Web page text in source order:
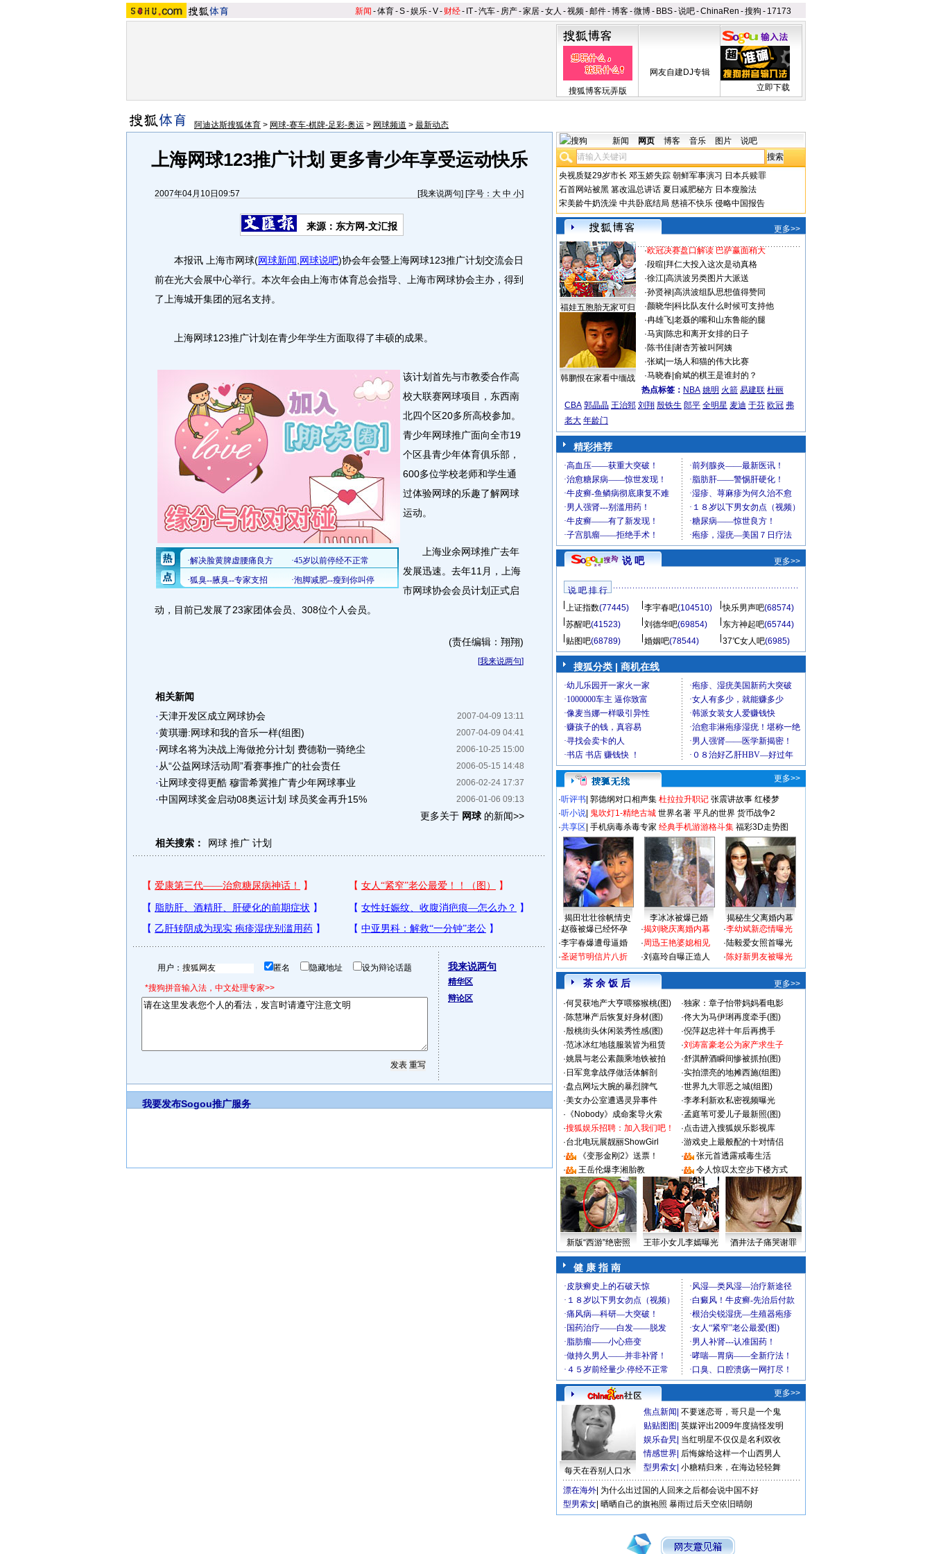
新闻 -体育-S-娱乐-V- 财经- IT-汽车- 房产-家居-女人 -视频-邮件-博客-微博- BBS-说吧-ChinaRen -搜狗 - 17173
搜狐博客玩弄版
网友自建DJ专辑
立即下载
阿迪达斯搜狐体育 > 网球-赛车-棋牌-足彩-奥运 > 网球频道 > 最新动态
上海网球123推广计划 更多青少年享受运动快乐
2007年04月10日09:57 [我来说两句] [字号： 大 中 小]
来源：东方网-文汇报
本报讯 上海市网球(网球新闻 网球说吧)协会年会暨上海网球123推广计划交流会日
前在光大会展中心举行。本次年会由上海市体育总会指导、上海市网球协会主办，得到
了上海城开集团的冠名支持。
上海网球123推广计划在青少年学生方面取得了丰硕的成果。
该计划首先与市教委合作高
校大联赛网球项目，东西南
北四个区20多所高校参加。
青少年网球推广面向全市19
个区县青少年体育俱乐部，
600多位学校老师和学生通
过体验网球的乐趣了解网球
运动。
上海业余网球推广去年
发展迅速。去年11月，上海
市网球协会会员计划正式启
动，目前已发展了23家团体会员、308位个人会员。
(责任编辑：翔翔)
[我来说两句]
相关新闻
2007-04-09 13:11
·天津开发区成立网球协会
2007-04-09 04:41
·黄琪珊:网球和我的音乐一样(组图)
2006-10-25 15:00
·网球名将为决战上海做抢分计划 费德勒一骑绝尘
2006-05-15 14:48
· 从“公益网球活动周”看赛事推广的社会责任
2006-02-24 17:37
·让网球变得更酷 穆雷希冀推广青少年网球事业
2006-01-06 09:13
·中国网球奖金启动08奥运计划 球员奖金再升15%
更多关于 网球的新闻>>
相关搜索： 网球 推广 计划
用户： 匿名 隐藏地址 设为辩论话题
*搜狗拼音输入法，中文处理专家>>
我来说两句
精华区
辩论区
我要发布Sogou推广服务
新闻 网页 博客 音乐 图片 说吧
央视质疑29岁市长 邓玉娇失踪 朝鲜军事演习 日本兵赎罪
石首网站被黑 篡改温总讲话 夏日减肥秘方 日本瘦脸法
宋美龄牛奶洗澡 中共卧底结局 慈禧不快乐 侵略中国报告
更多>>
福娃五胞胎无家可归
韩鹏恨在家看中缅战
·欧冠决赛盘口解读 巴萨赢面稍大
·段暄 拜仁大投入这次是动真格
·徐江| 高洪波另类图片大派送
·孙贤禄| 高洪波组队思想值得赞同
·颜晓华| 科比队友什么时候可支持他
·冉雄飞| 老聂的嘴和山东鲁能的腿
·马寅| 陈忠和离开女排的日子
·陈书佳| 谢杏芳被叫阿姨
·张斌| 一场人和猫的伟大比赛
·马晓春| 俞斌的棋王是谁封的？
热点标签： NBA 姚明 火箭 易建联 杜丽
CBA 郭晶晶 王治郅 刘翔 殷铁生 郎平 全明星 麦迪 于芬 欧冠 弗
老大 年龄门
精彩推荐
说 吧 更多>>
说 吧 排 行
上证指数(77445) 李宇春吧(104510) 快乐男声吧(68574)
苏醒吧(41523) 刘德华吧(69854) 东方神起吧(65744)
贴图吧(68789) 婚姻吧(78544) 37℃女人吧(6985)
搜狐分类 | 商机在线
更多>>
·听评书 郭德纲对口相声集 杜拉拉升职记 张震讲故事 红楼梦
·听小说 鬼吹灯1-精绝古城 世界名著 平凡的世界 货币战争2
·共享区 手机病毒杀毒专家 经典手机游游格斗集 福彩3D走势图
揭田壮壮徐帆情史 李冰冰被爆已婚
揭秘生父离婚内幕
·赵薇被爆已经怀孕
·李宇春爆遭母逼婚
·圣诞节明信片八折
·揭刘晓庆离婚内幕
·周迅王艳婆媳相见
·刘嘉玲自曝正造人
·李幼斌新恋情曝光
·陆毅爱女照首曝光
·陈好新男友被曝光
茶 余 饭 后
更多>>
·何炅获地产大亨喂猕猴桃(图) ·独家：章子怡带妈妈看电影
·陈慧琳产后恢复好身材(图) ·佟大为马伊琍再度牵手(图)
·殷桃街头休闲装秀性感(图) ·倪萍赵忠祥十年后再携手
·范冰冰红地毯服装皆为租赁 ·刘涛富豪老公为家产求生子
·姚晨与老公素颜乘地铁被拍 ·舒淇醉酒瞬间惨被抓拍(图)
· 日军竟拿战俘做活体解剖 ·实拍漂亮的地摊西施(组图)
·盘点网坛大腕的暴烈脾气 ·世界九大罪恶之城(组图)
·美女办公室遭遇灵异事件 ·李孝利新欢私密视频曝光
· 《Nobody》成命案导火索 ·孟庭苇可爱儿子最新照(图)
·搜狐娱乐招聘：加入我们吧！ ·点击进入搜狐娱乐影视库
·台北电玩展靓丽ShowGirl ·游戏史上最般配的十对情侣
·
《变形金刚2》送票！ ·
张元首透露戒毒生活
·
王岳伦爆李湘胎教 · 令人惊叹太空步下楼方式
新版“西游”绝密照 王菲小女儿李嫣曝光 酒井法子痛哭谢罪
健 康 指 南
更多>>
每天在吞别人口水
焦点新闻 不要迷恋哥，哥只是一个鬼
贴贴图图 英媒评出2009年度搞怪发明
娱乐旮旯 当红明星不仅仅是名利双收
情感世界 后悔嫁给这样一个山西男人
型男索女 小糖精归来，在海边轻轻舞
漂在海外 为什么出过国的人回来之后都会说中国不好
型男索女 晒晒自己的旗袍照 暴雨过后天空依旧晴朗